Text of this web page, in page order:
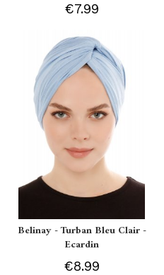
€7.99
Belinay - Turban Bleu Clair -
Ecardin
€8.99